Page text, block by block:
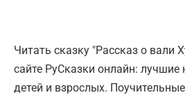
Читать сказку "Рассказ о вали
сайте РуСказки онлайн: лучшие
детей и взрослых.